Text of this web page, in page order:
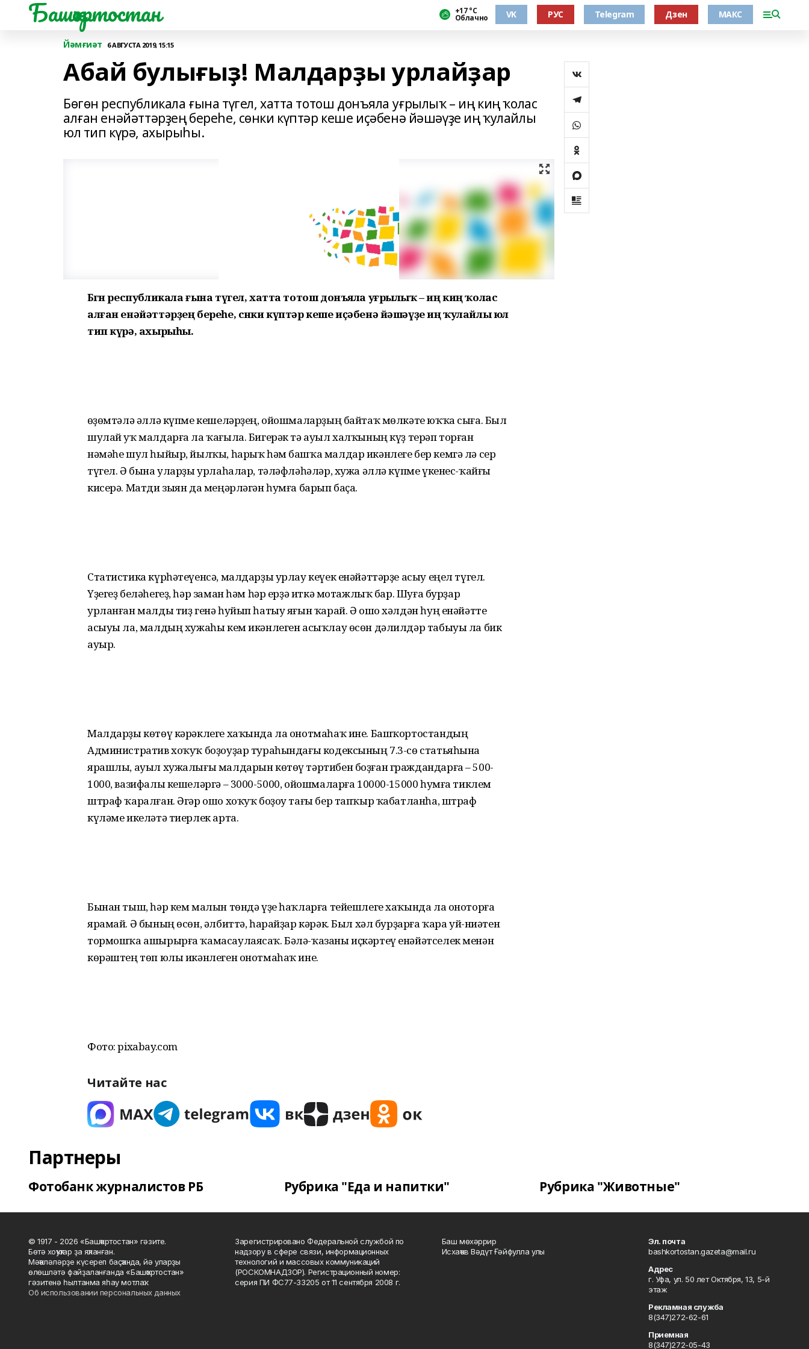
Башҡортостан +17 °С
Облачно VK РУС Telegram Дзен МАКС
Йәмғиәт 6 АВГУСТА 2019, 15:15
Абай булығыҙ! Малдарҙы урлайҙар
Бөгөн республикала ғына түгел, хатта тотош донъяла уғрылыҡ – иң киң ҡолас
алған енәйәттәрҙең береһе, сөнки күптәр кеше иҫәбенә йәшәүҙе иң ҡулайлы
юл тип күрә, ахырыһы.
Бөгөн республикала ғына түгел, хатта тотош донъяла уғрылыҡ – иң киң ҡолас
алған енәйәттәрҙең береһе, сөнки күптәр кеше иҫәбенә йәшәүҙе иң ҡулайлы юл
тип күрә, ахырыһы.
Һөҙөмтәлә әллә күпме кешеләрҙең, ойошмаларҙың байтаҡ мөлкәте юҡҡа сыға. Был
шулай уҡ малдарға ла ҡағыла. Бигерәк тә ауыл халҡының күҙ терәп торған
нәмәһе шул һыйыр, йылҡы, һарыҡ һәм башҡа малдар икәнлеге бер кемгә лә сер
түгел. Ә бына уларҙы урлаһалар, тәләфләһәләр, хужа әллә күпме үкенес-ҡайғы
кисерә. Матди зыян да меңәрләгән һумға барып баҫа.
Статистика күрһәтеүенсә, малдарҙы урлау кеүек енәйәттәрҙе асыу еңел түгел.
Үҙегеҙ беләһегеҙ, һәр заман һәм һәр ерҙә иткә мотажлыҡ бар. Шуға бурҙар
урланған малды тиҙ генә һуйып һатыу яғын ҡарай. Ә ошо хәлдән һуң енәйәтте
асыуы ла, малдың хужаһы кем икәнлеген асыҡлау өсөн дәлилдәр табыуы ла бик
ауыр.
Малдарҙы көтөү кәрәклеге хаҡында ла онотмаһаҡ ине. Башҡортостандың
Административ хоҡуҡ боҙоуҙар тураһындағы кодексының 7.3-сө статьяһына
ярашлы, ауыл хужалығы малдарын көтөү тәртибен боҙған граждандарға – 500-
1000, вазифалы кешеләргә – 3000-5000, ойошмаларға 10000-15000 һумға тиклем
штраф ҡаралған. Әгәр ошо хоҡуҡ боҙоу тағы бер тапҡыр ҡабатланһа, штраф
күләме икеләтә тиерлек арта.
Бынан тыш, һәр кем малын төндә үҙе һаҡларға тейешлеге хаҡында ла оноторға
ярамай. Ә бының өсөн, әлбиттә, һарайҙар кәрәк. Был хәл бурҙарға ҡара уй-ниәтен
тормошҡа ашырырға ҡамасаулаясаҡ. Бәлә-ҡазаны иҫкәртеү енәйәтселек менән
көрәштең төп юлы икәнлеген онотмаһаҡ ине.
Фото: pixabay.com
Читайте нас
Партнеры
Фотобанк журналистов РБ Рубрика "Еда и напитки" Рубрика "Животные"
© 1917 - 2026 «Башҡортостан» гәзите.
Бөтә хоҡуҡтар ҙа яҡланған.
Мәҡәләләрҙе күсереп баҫҡанда, йә уларҙы
өлөшләтә файҙаланғанда «Башҡортостан»
гәзитенә һылтанма яһау мотлаҡ.
Об использовании персональных данных
Зарегистрировано Федеральной службой по
надзору в сфере связи, информационных
технологий и массовых коммуникаций
(РОСКОМНАДЗОР). Регистрационный номер:
серия ПИ ФС77-33205 от 11 сентября 2008 г.
Баш мөхәррир
Исхаҡов Вәдүт Ғәйфулла улы
Эл. почта
bashkortostan.gazeta@mail.ru
Адрес
г. Уфа, ул. 50 лет Октября, 13, 5-й
этаж
Рекламная служба
8(347)272-62-61
Приемная
8(347)272-05-43